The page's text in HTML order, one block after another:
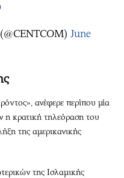
June
ανέφερε περίπου μία
η κρατική τηλεόραση του
της αμερικανικής
της Ισλαμικής